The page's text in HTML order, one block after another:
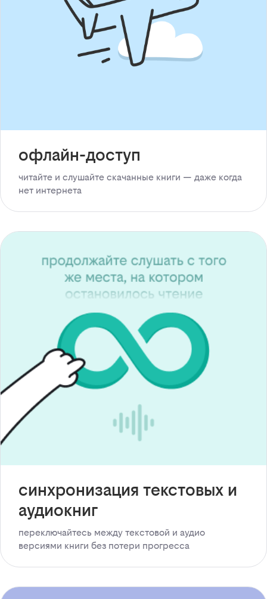
офлайн-доступ
читайте и слушайте скачанные книги — даже когда
нет интернета
синхронизация текстовых и
аудиокниг
переключайтесь между текстовой и аудио
версиями книги без потери прогресса